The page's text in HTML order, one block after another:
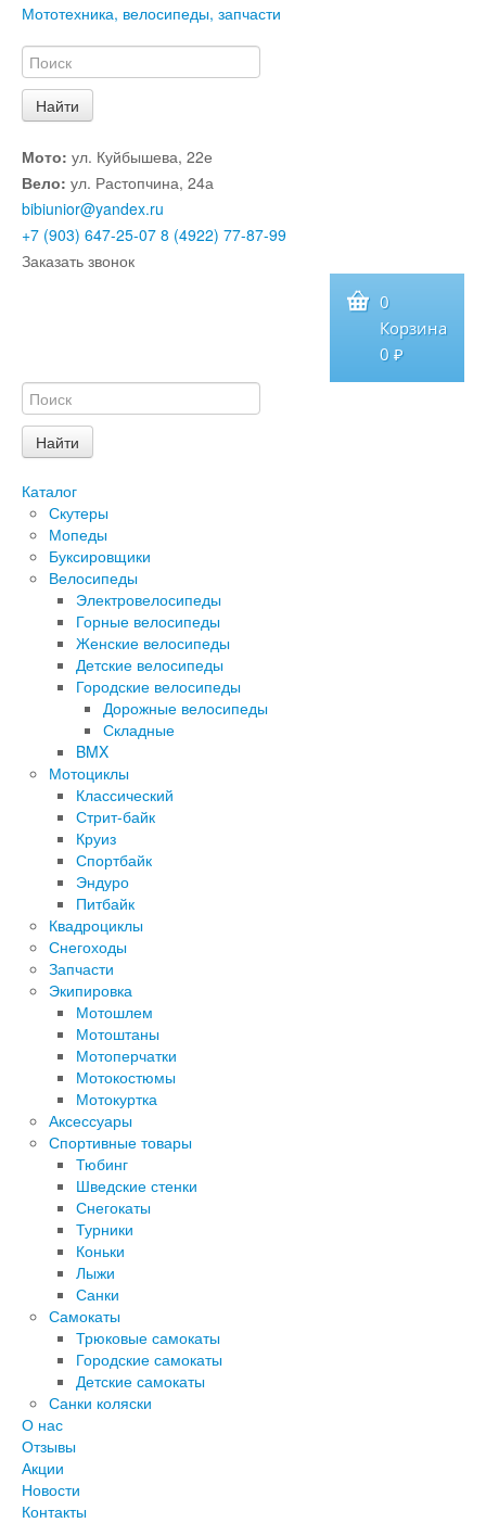
Мототехника, велосипеды, запчасти
Мото: ул. Куйбышева, 22е
Вело: ул. Растопчина, 24а
bibiunior@yandex.ru
+7 (903) 647-25-07 8 (4922) 77-87-99
Заказать звонок
0
Корзина
0 ₽
Каталог
Скутеры
Мопеды
Буксировщики
Велосипеды
Электровелосипеды
Горные велосипеды
Женские велосипеды
Детские велосипеды
Городские велосипеды
Дорожные велосипеды
Складные
BMX
Мотоциклы
Классический
Стрит-байк
Круиз
Спортбайк
Эндуро
Питбайк
Квадроциклы
Снегоходы
Запчасти
Экипировка
Мотошлем
Мотоштаны
Мотоперчатки
Мотокостюмы
Мотокуртка
Аксессуары
Спортивные товары
Тюбинг
Шведские стенки
Снегокаты
Турники
Коньки
Лыжи
Санки
Самокаты
Трюковые самокаты
Городские самокаты
Детские самокаты
Санки коляски
О нас
Отзывы
Акции
Новости
Контакты